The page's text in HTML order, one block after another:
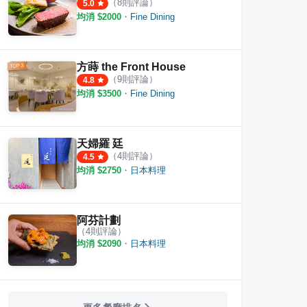
5.0 （8則評論）
均消 $2000 ・ Fine Dining
方蒔 the Front House
4.8 （9則評論）
均消 $3500 ・ Fine Dining
天婦羅 廷
4.5 （4則評論）
均消 $2750 ・ 日本料理
阿芬計劃
（4則評論）
均消 $2090 ・ 日本料理